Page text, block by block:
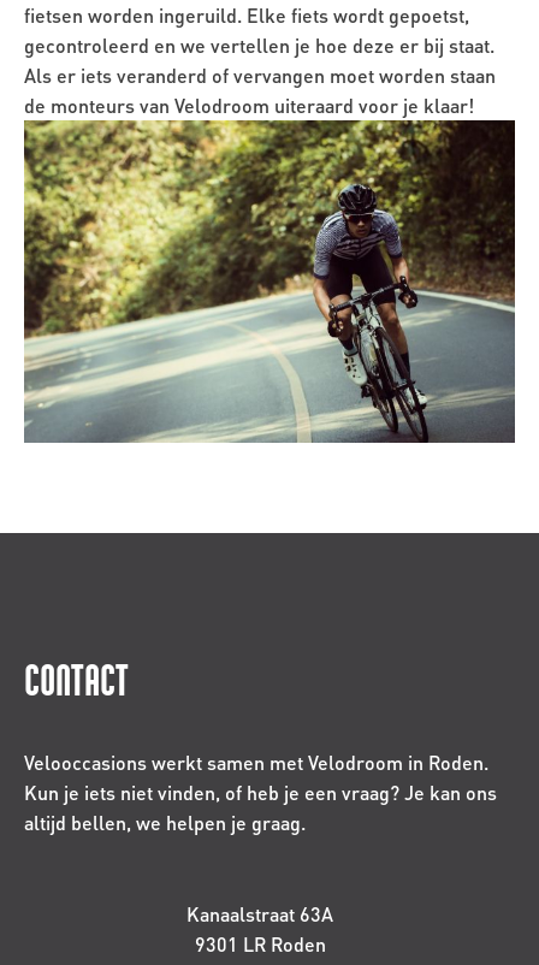
fietsen worden ingeruild. Elke fiets wordt gepoetst,
gecontroleerd en we vertellen je hoe deze er bij staat.
Als er iets veranderd of vervangen moet worden staan
de monteurs van Velodroom uiteraard voor je klaar!
CONTACT
Velooccasions werkt samen met Velodroom in Roden.
Kun je iets niet vinden, of heb je een vraag? Je kan ons
altijd bellen, we helpen je graag.
Kanaalstraat 63A
9301 LR Roden